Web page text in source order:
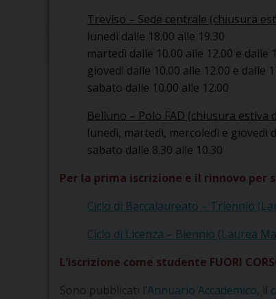
Treviso – Sede centrale (chiusura
lunedì dalle 18.00 alle 19.30
martedì dalle 10.00 alle 12.00 e dalle
giovedì dalle 10.00 alle 12.00 e dalle
sabato dalle 10.00 alle 12.00
Belluno – Polo FAD (chiusura estiva
lunedì, martedì, mercoledì e giovedì
sabato dalle 8.30 alle 10.30
Per la prima iscrizione e il rinnovo per
Ciclo di Baccalaureato – Triennio
Ciclo di Licenza – Biennio (Laurea
L’iscrizione come studente FUORI
Sono pubblicati l’Annuario Accademico, il